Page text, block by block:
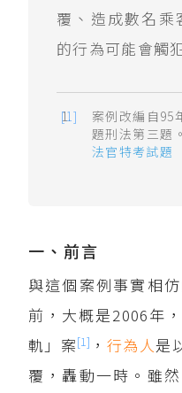
覆、造成數名乘
的行為可能會觸
案例改編自95
題刑法第三題
法官特考試題
一、前言
與這個案例事實相
前，大概是2006年
軌」案[1] ， 行為人是
覆，轟動一時。雖